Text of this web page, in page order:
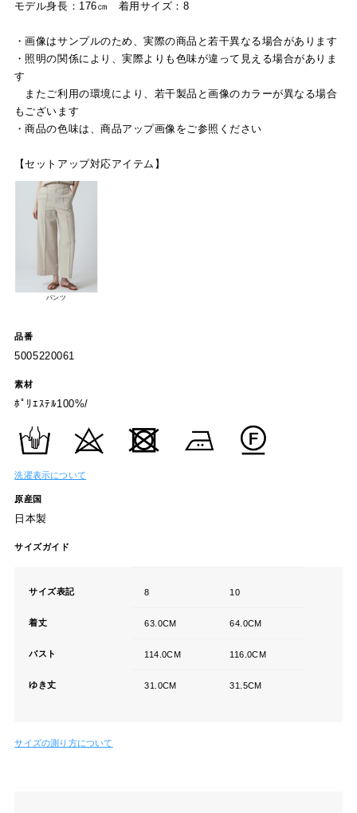
モデル身長：176㎝ 着用サイズ：8
・画像はサンプルのため、実際の商品と若干異なる場合があります
・照明の関係により、実際よりも色味が違って見える場合がありま
す
またご利用の環境により、若干製品と画像のカラーが異なる場合
もございます
・商品の色味は、商品アップ画像をご参照ください
【セットアップ対応アイテム】
パンツ
品番
5005220061
素材
ﾎﾟﾘｴｽﾃﾙ100%/
洗濯表示について
原産国
日本製
サイズガイド
サイズ表記 8 10
着丈 63.0CM 64.0CM
バスト 114.0CM 116.0CM
ゆき丈 31.0CM 31.5CM
サイズの測り方について